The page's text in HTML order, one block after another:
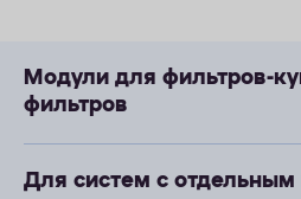
АКЦИИ
ДОСТАВКА
Модули для фильтров-
фильтров
Для систем с отдельным